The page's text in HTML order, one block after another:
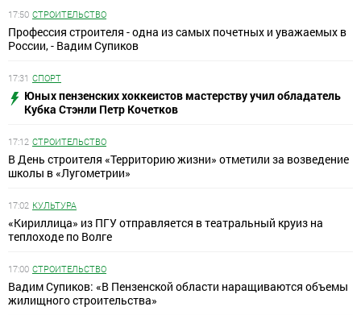
17:50 СТРОИТЕЛЬСТВО
Профессия строителя - одна из самых почетных и уважаемых в
России, - Вадим Супиков
17:31 СПОРТ
Юных пензенских хоккеистов мастерству учил обладатель
Кубка Стэнли Петр Кочетков
17:12 СТРОИТЕЛЬСТВО
В День строителя «Территорию жизни» отметили за возведение
школы в «Лугометрии»
17:02 КУЛЬТУРА
«Кириллица» из ПГУ отправляется в театральный круиз на
теплоходе по Волге
17:00 СТРОИТЕЛЬСТВО
Вадим Супиков: «В Пензенской области наращиваются объемы
жилищного строительства»